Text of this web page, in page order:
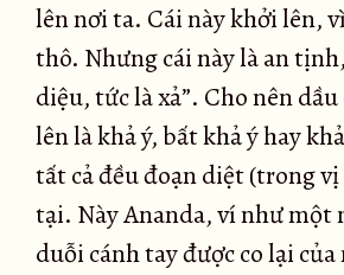
lên nơi ta. Cái này khởi lên,
thô. Nhưng cái này là an
diệu, tức là xả”. Cho nên
lên là khả ý, bất khả ý hay
tất cả đều đoạn diệt (trong vị
tại. Này Ananda, ví như một
duỗi cánh tay được co lại